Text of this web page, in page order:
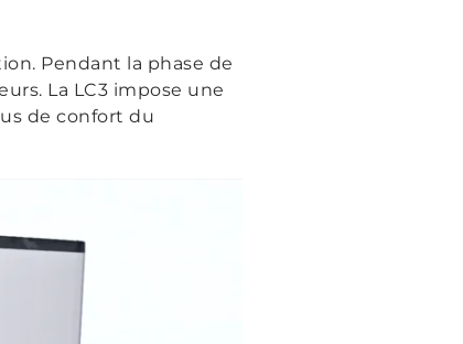
Pendant la phase de
La LC3 impose une
de confort du